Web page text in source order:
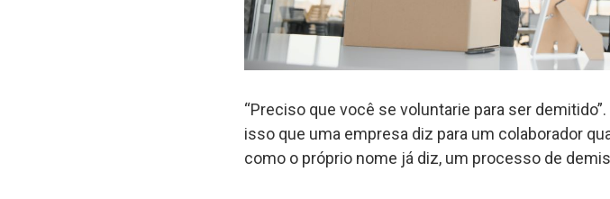
“Preciso que você se voluntarie para ser
isso que uma empresa diz para um colaborador
como o próprio nome já diz, um processo de